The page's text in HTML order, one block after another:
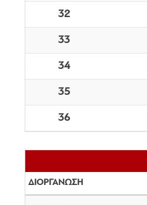
32
33
34
35
36
ΔΙΟΡΓΑΝΩΣΗ